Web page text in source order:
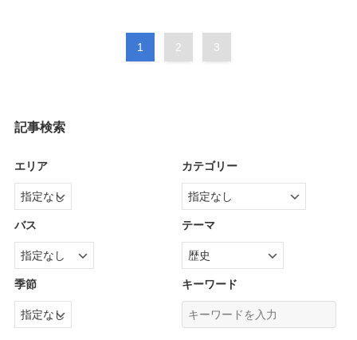
1 2 3
記事検索
エリア カテゴリー
バス テーマ
季節 キーワード